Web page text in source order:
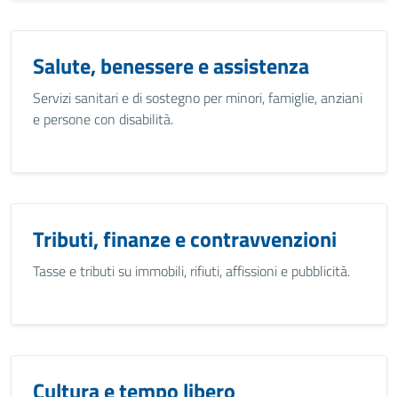
Salute, benessere e assistenza
Servizi sanitari e di sostegno per minori, famiglie, anziani
e persone con disabilità.
Tributi, finanze e contravvenzioni
Tasse e tributi su immobili, rifiuti, affissioni e pubblicità.